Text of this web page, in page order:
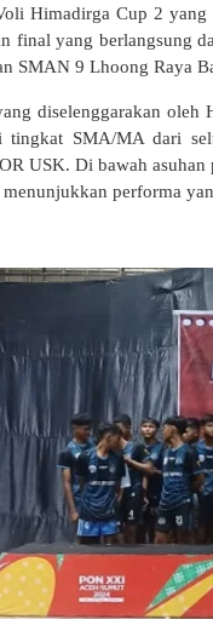
Himadirga Cup 2
final yang berlangsung
SMAN 9 Lhoong Raya
diselenggarakan
SMA/MA dari
USK. Di bawah
menunjukkan performa